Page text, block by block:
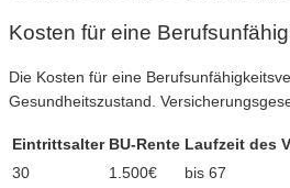
Kosten für eine
Die Kosten für eine
Gesundheitszustand.
Eintrittsalter BU-Rente Laufzeit des
30
1.500€ bis 67